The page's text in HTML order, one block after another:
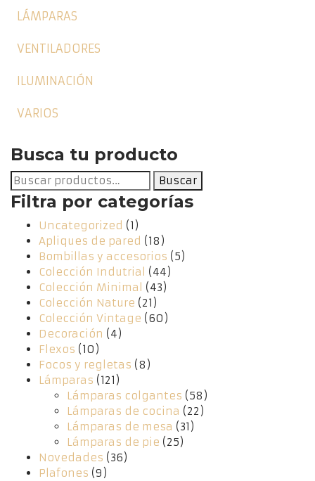
LÁMPARAS
VENTILADORES
ILUMINACIÓN
VARIOS
Busca tu producto
Buscar
por:
Buscar
Filtra por categorías
Uncategorized (1)
Apliques de pared (18)
Bombillas y accesorios (5)
Colección Indutrial
(44)
Colección Minimal
(43)
Colección Nature (21)
Colección Vintage (60)
Decoración (4)
Flexos (10)
Focos y regletas (8)
Lámparas (121)
Lámparas colgantes (58)
Lámparas de cocina (22)
Lámparas de mesa (31)
Lámparas de pie (25)
Novedades (36)
Plafones (9)